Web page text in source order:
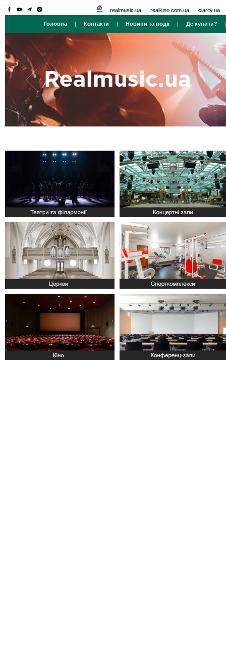
realmusic.ua realkino.com.ua clarity.ua
Головна | Контакти | Новини та події| Де купити?